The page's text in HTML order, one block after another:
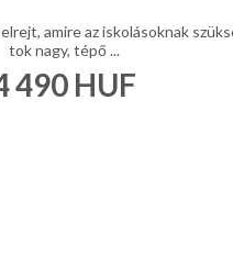
amire az iskolásoknak
tok nagy, tépő ...
490 HUF